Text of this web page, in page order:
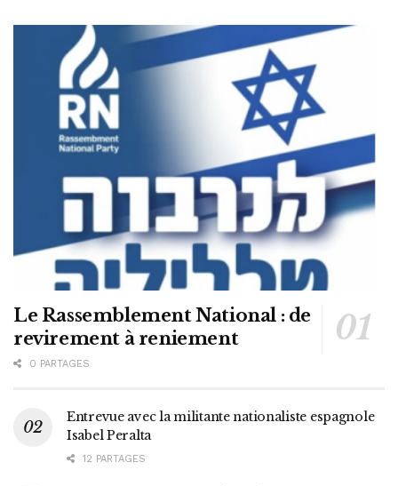
Le Rassemblement National : de
revirement à reniement
0 PARTAGES
Entrevue avec la militante nationaliste espagnole
Isabel Peralta
12 PARTAGES